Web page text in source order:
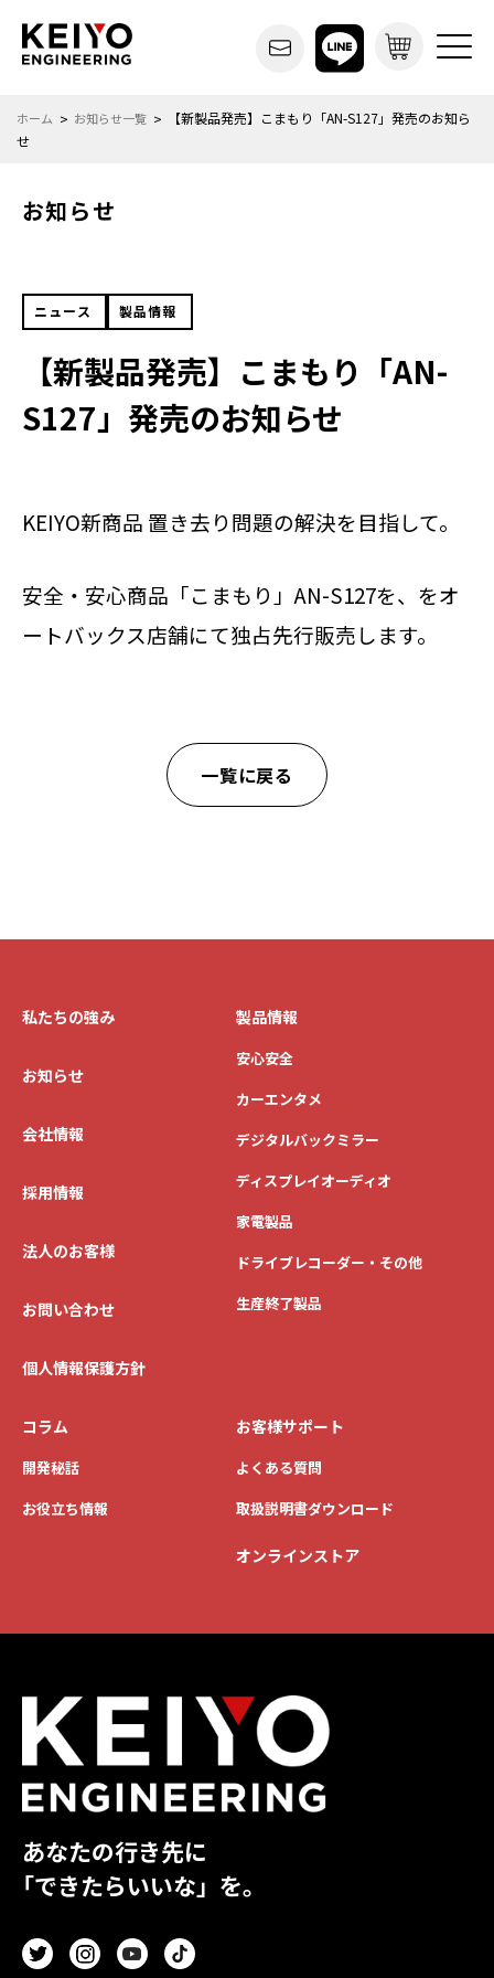
ホーム お知らせ一覧
【新製品発売】こまもり「AN-S127」発売のお知ら
せ
お知らせ
ニュース 製品情報
【新製品発売】こまもり「AN-
S127」発売のお知らせ
KEIYO新商品 置き去り問題の解決を目指して。
安全・安心商品「こまもり」AN-S127を、をオ
ートバックス店舗にて独占先行販売します。
一覧に戻る
私たちの強み
お知らせ
会社情報
採用情報
法人のお客様
お問い合わせ
個人情報保護方針
製品情報
安心安全
カーエンタメ
デジタルバックミラー
ディスプレイオーディオ
家電製品
ドライブレコーダー・その他
生産終了製品
コラム
開発秘話
お役立ち情報
お客様サポート
よくある質問
取扱説明書ダウンロード
オンラインストア
あなたの行き先に
「できたらいいな」を。